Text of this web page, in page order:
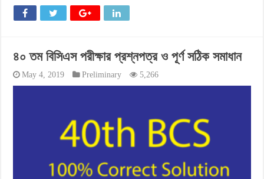
৪০ তম বিসিএস পরীক্ষার প্রশ্নপত্র ও পূর্ণ সঠিক সমাধান
May 4, 2019 Preliminary 5,266